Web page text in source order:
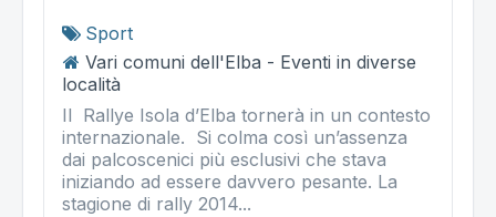
Sport
Vari comuni dell'Elba - Eventi in diverse
località
Il Rallye Isola d’Elba tornerà in un contesto
internazionale. Si colma così un’assenza
dai palcoscenici più esclusivi che stava
iniziando ad essere davvero pesante. La
stagione di rally 2014...